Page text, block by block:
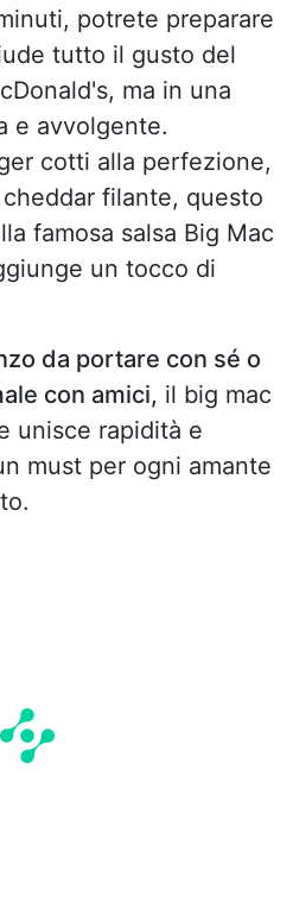
potrete preparare
tutto il gusto del
ma in una
e avvolgente.
cotti alla perfezione,
filante, questo
famosa salsa Big Mac
un tocco di
da portare con sé o
con amici, il big mac
unisce rapidità e
must per ogni amante